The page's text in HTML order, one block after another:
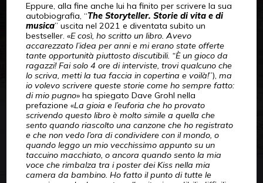
Eppure, alla fine anche lui ha finito per scrivere la sua
autobiografia, “The Storyteller. Storie di vita e di
musica” uscita nel 2021 e diventata subito un
bestseller. «E così, ho scritto un libro. Avevo
accarezzato l’idea per anni e mi erano state offerte
tante opportunità piuttosto discutibili. “È un gioco da
ragazzi! Fai solo 4 ore di interviste, trovi qualcuno che
lo scriva, metti la tua faccia in copertina e voilà!”), ma
io volevo scrivere queste storie come ho sempre fatto:
di mio pugno» ha spiegato Dave Grohl nella
prefazione «La gioia e l’euforia che ho provato
scrivendo questo libro è molto simile a quella che
sento quando riascolto una canzone che ho registrato
e che non vedo l’ora di condividere con il mondo, o
quando leggo un mio vecchissimo appunto su un
taccuino macchiato, o ancora quando sento la mia
voce che rimbalza tra i poster dei Kiss nella mia
camera da bambino. Ho fatto il punto di tutte le